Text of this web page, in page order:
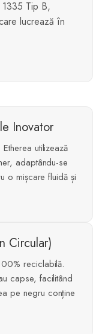
Tip B,
lucrează în
Inovator
utilizează
adaptându-se
o mișcare fluidă și
Circular)
reciclabilă.
capse, facilitând
pe negru conține